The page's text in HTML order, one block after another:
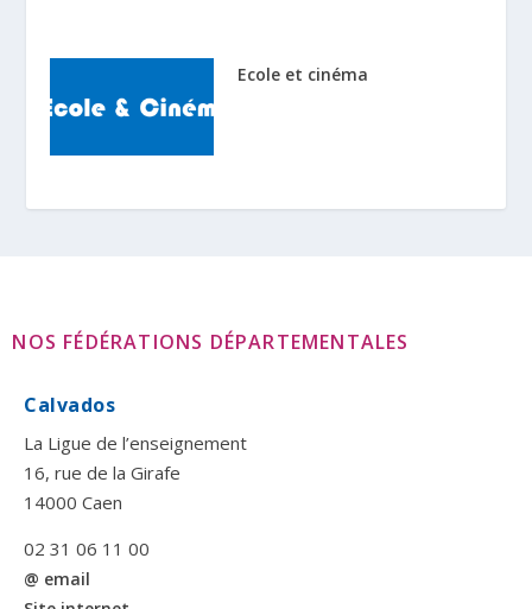
Ecole et cinéma
NOS FÉDÉRATIONS DÉPARTEMENTALES
Calvados
La Ligue de l’enseignement
16, rue de la Girafe
14000 Caen
02 31 06 11 00
@ email